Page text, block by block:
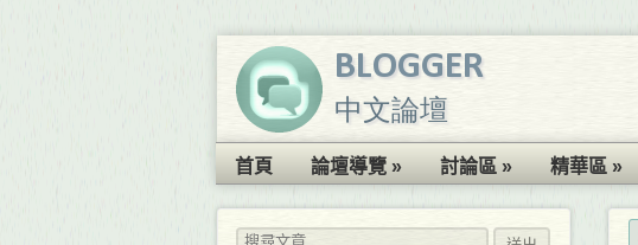
BLOGGER
中文論壇
首頁 論壇導覽 » 討論區 » 精華區 »